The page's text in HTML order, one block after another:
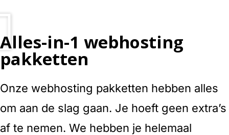
Alles-in-1 webhosting
pakketten
Onze webhosting pakketten hebben alles
om aan de slag gaan. Je hoeft geen extra’s
af te nemen. We hebben je helemaal